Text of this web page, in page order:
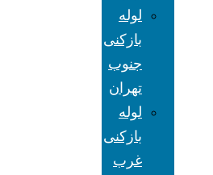
لوله
بازکنی
جنوب
تهران
لوله
بازکنی
غرب